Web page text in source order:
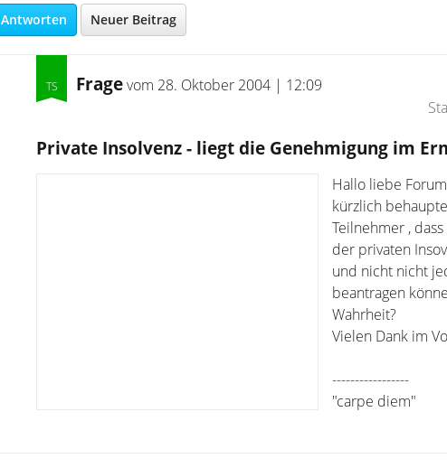
Antworten Neuer Beitrag
Fragevom 28. Oktober 2004 | 12:09
Private Insolvenz - liegt die Genehmigung im
Hallo liebe
kürzlich
Teilnehmer ,
der privaten
und nicht nicht
beantragen
Wahrheit?
Vielen Dank im
-----------------
"carpe diem"